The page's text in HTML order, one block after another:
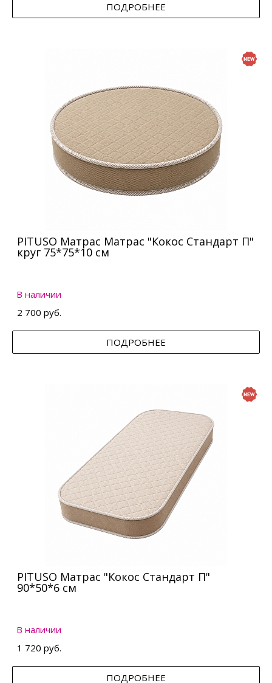
ПОДРОБНЕЕ
PITUSO Матрас Матрас "Кокос Стандарт П"
круг 75*75*10 см
В наличии
2 700 руб.
ПОДРОБНЕЕ
PITUSO Матрас "Кокос Стандарт П"
90*50*6 см
В наличии
1 720 руб.
ПОДРОБНЕЕ